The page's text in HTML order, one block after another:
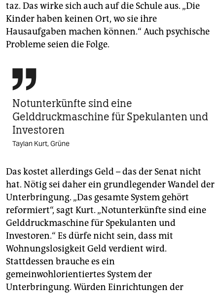
taz. Das wirke sich auch auf die Schule aus. „Die
Kinder haben keinen Ort, wo sie ihre
Hausaufgaben machen können.“ Auch psychische
Probleme seien die Folge.

Notunterkünfte sind eine
Gelddruckmaschine für Spekulanten und
Investoren
Taylan Kurt, Grüne
Das kostet allerdings Geld – das der Senat nicht
hat. Nötig sei daher ein grundlegender Wandel der
Unterbringung. „Das gesamte System gehört
reformiert“, sagt Kurt. „Notunterkünfte sind eine
Gelddruckmaschine für Spekulanten und
Investoren.“ Es dürfe nicht sein, dass mit
Wohnungslosigkeit Geld verdient wird.
Stattdessen brauche es ein
gemeinwohlorientiertes System der
Unterbringung. Würden Einrichtungen der